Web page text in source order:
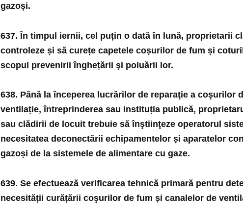
gazoși.
637. În timpul iernii, cel puțin o dată în lună, proprietarii
controleze și să curețe capetele coșurilor de fum și
scopul prevenirii înghețării şi poluării lor.
638. Până la începerea lucrărilor de reparaţie a coşurilor
ventilație, întreprinderea sau instituția publică,
sau clădirii de locuit trebuie să înştiinţeze operatorul
necesitatea deconectării echipamentelor și aparatelor
gazoși de la sistemele de alimentare cu gaze.
639. Se efectuează verificarea tehnică primară pentru
necesității curățării coşurilor de fum și canalelor de